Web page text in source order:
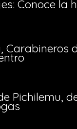
Conoce la
Carabineros
Pichilemu,